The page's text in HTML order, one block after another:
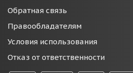
Обратная связь
Правообладателям
Условия использования
Отказ от ответственности